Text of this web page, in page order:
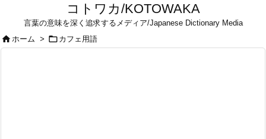
コトワカ/KOTOWAKA
言葉の意味を深く追求するメディア/Japanese Dictionary Media
ホーム >  カフェ用語